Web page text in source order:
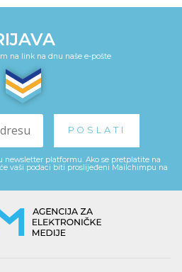
na link na dnu naše e-pošte
newsletter platformu. Ako se pretplatite na
vaši podaci biti proslijeđeni Mailchimpu na